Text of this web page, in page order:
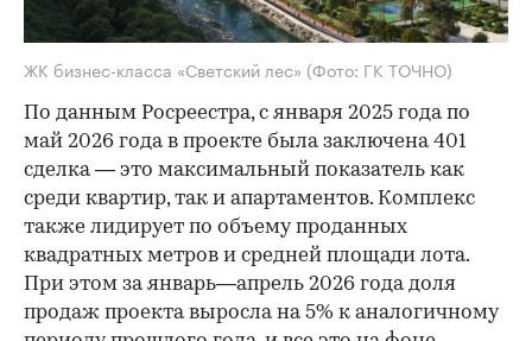
ЖК бизнес-класса «Светский лес» (Фото: ГК ТОЧНО)
По данным Росреестра, с января 2025 года по
май 2026 года в проекте была заключена 401
сделка — это максимальный показатель как
среди квартир, так и апартаментов. Комплекс
также лидирует по объему проданных
квадратных метров и средней площади лота.
При этом за январь—апрель 2026 года доля
продаж проекта выросла на 5% к аналогичному